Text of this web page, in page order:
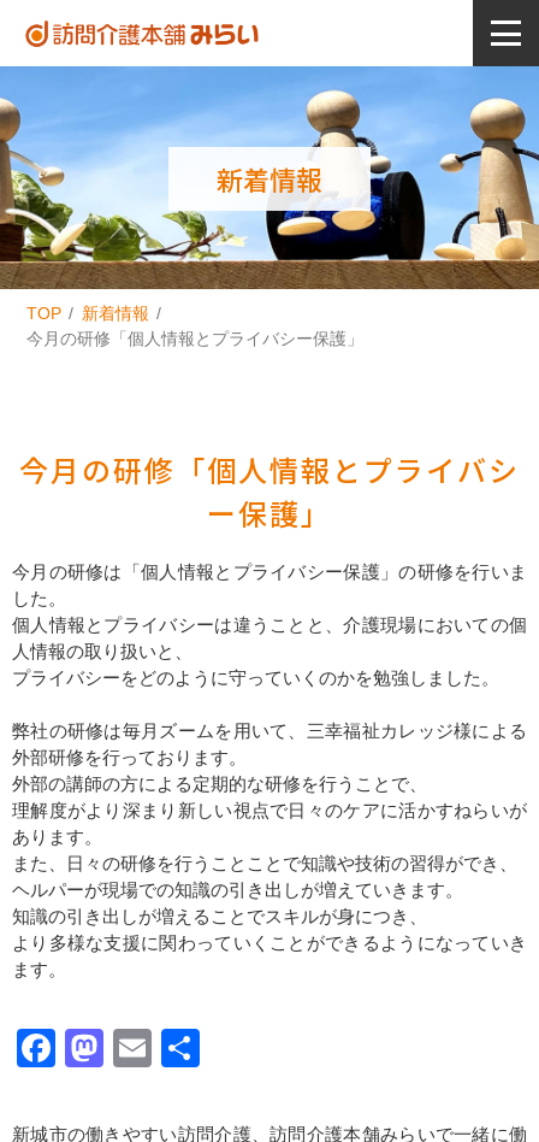
新着情報
TOP
新着情報
今月の研修「個人情報とプライバシー保護」
今月の研修「個人情報とプライバシ
ー保護」
今月の研修は「個人情報とプライバシー保護」の研修を行いま
した。
個人情報とプライバシーは違うことと、介護現場においての個
人情報の取り扱いと、
プライバシーをどのように守っていくのかを勉強しました。
弊社の研修は毎月ズームを用いて、三幸福祉カレッジ様による
外部研修を行っております。
外部の講師の方による定期的な研修を行うことで、
理解度がより深まり新しい視点で日々のケアに活かすねらいが
あります。
また、日々の研修を行うことことで知識や技術の習得ができ、
ヘルパーが現場での知識の引き出しが増えていきます。
知識の引き出しが増えることでスキルが身につき、
より多様な支援に関わっていくことができるようになっていき
ます。
Facebook
Mastodon
Email
新城市の働きやすい訪問介護、訪問介護本舗みらいで一緒に働